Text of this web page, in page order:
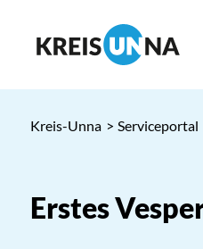
Kreis-Unna > Serviceportal
Erstes